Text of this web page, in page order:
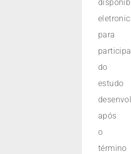
para
do
estudo
após
o
término